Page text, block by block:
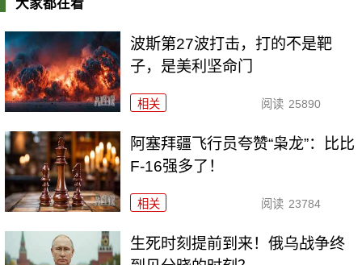
大家都在看
波斯第27波打击，打的不是靶
子，是美利坚命门
相关 阅读 25890
阿塞拜疆飞行员夸赞“枭龙”：比比
F-16强多了！
相关 阅读 23784
生死时刻提前到来！俄乌战争终